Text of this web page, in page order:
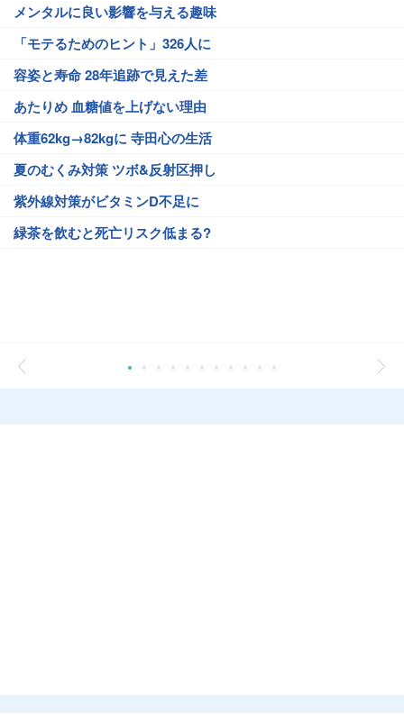
メンタルに良い影響を与える趣味
「モテるためのヒント」326人に
容姿と寿命 28年追跡で見えた差
あたりめ 血糖値を上げない理由
体重62kg→82kgに 寺田心の生活
夏のむくみ対策 ツボ&反射区押し
紫外線対策がビタミンD不足に
緑茶を飲むと死亡リスク低まる?